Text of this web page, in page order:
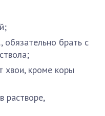
брать с
хвои, кроме коры
растворе,